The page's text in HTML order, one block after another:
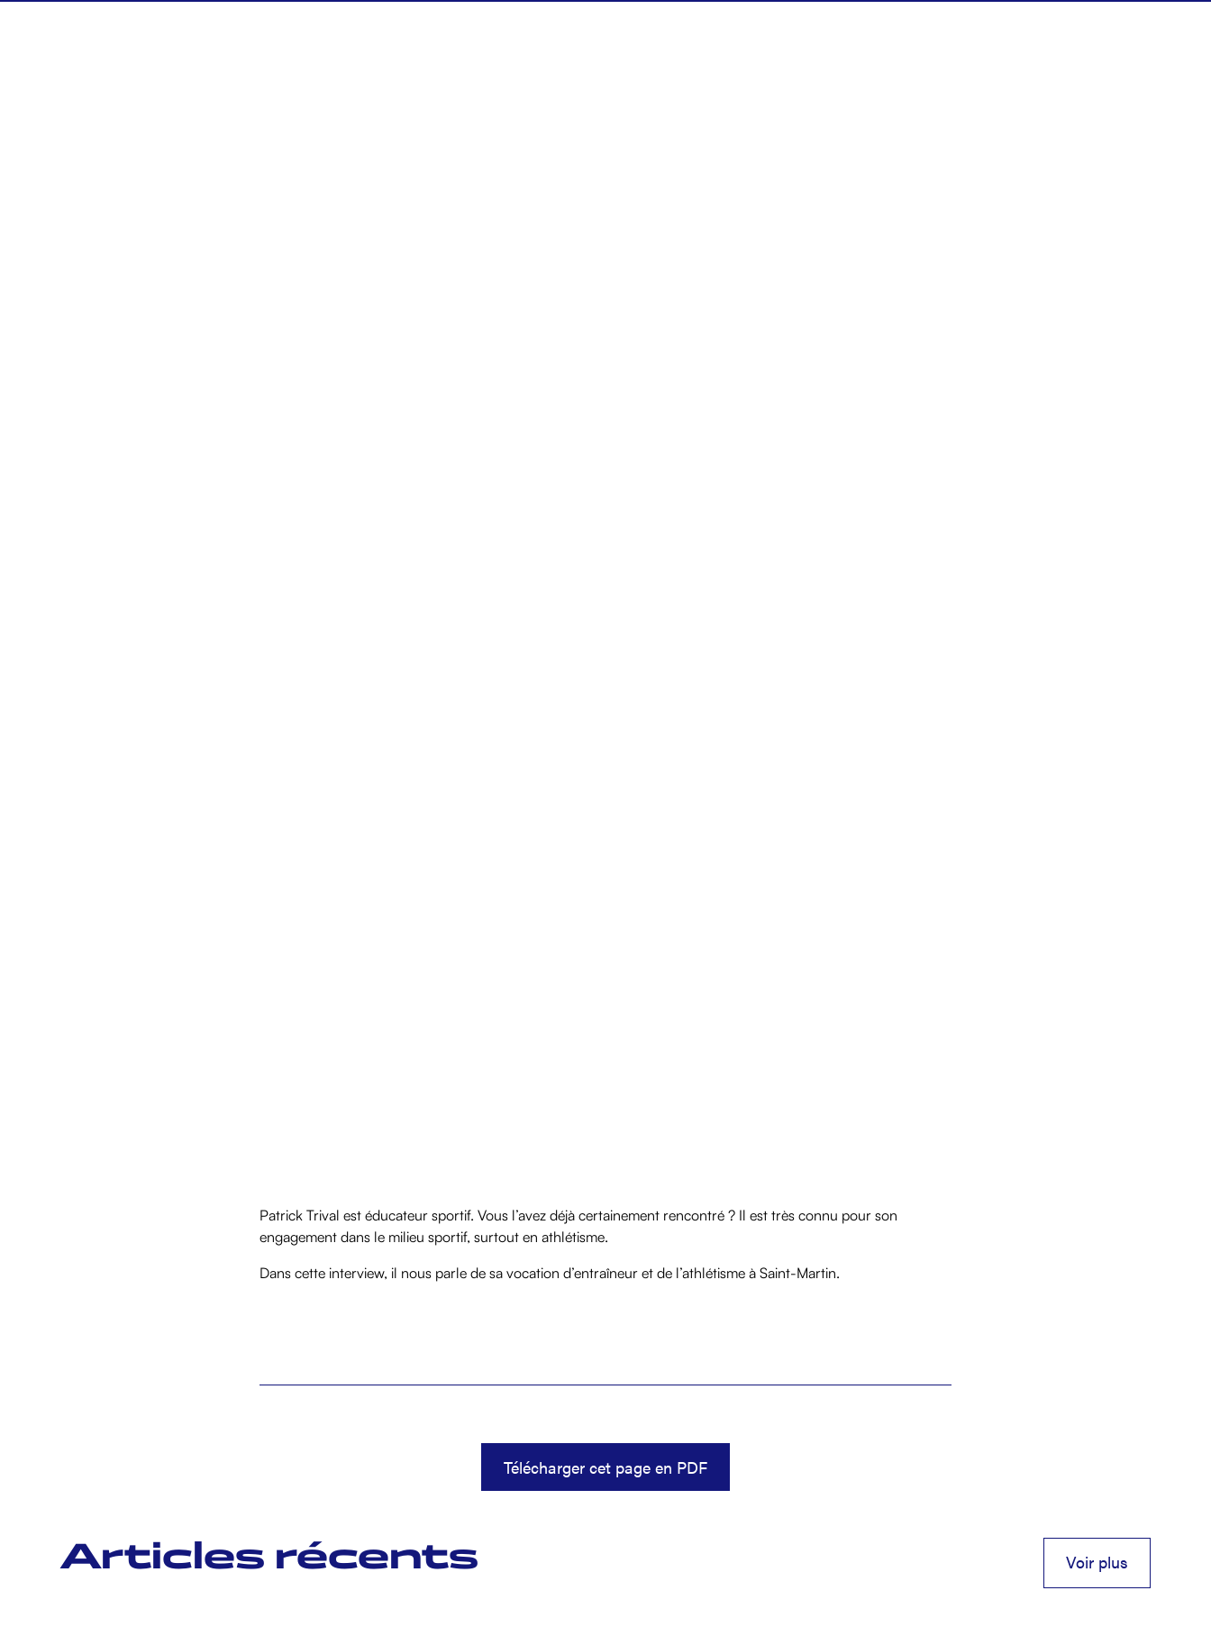
Patrick Trival est éducateur sportif. Vous l’avez déjà certainement rencontré ? Il est très connu pour son
engagement dans le milieu sportif, surtout en athlétisme.
Dans cette interview, il nous parle de sa vocation d’entraîneur et de l’athlétisme à Saint-Martin.
Télécharger cet page en PDF
Articles récents
Voir plus
Voir plus